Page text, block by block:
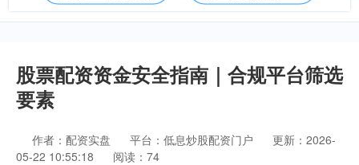
股票配资资金安全指南｜合规平台筛选
要素
作者：配资实盘 平台：低息炒股配资门户
更新：2026-
05-22 10:55:18
阅读：74